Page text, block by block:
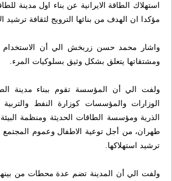
استهلاك الطاقة الايرانية عن بناء اول مدينة
مؤكدا ان الهدف من بنائها الترويج لثقافة ترشيد
واشار محمد حسن زربخش الي أن الاستخدام
ومشتقاتها يتعلق بشكل وثيق بسلوكيات المرء.
ولفت الي أن المؤسسة تقوم ببناء مدينة
الوزارات والمؤسسات كوزارة النفط
الذرية ومؤسسة الطاقات الحديثة ومنظمة البيئة
طهران، من أجل توعية الاطفال وعموم
ترشيد استهلاكها.
ولفت الي أن المدينة تضم عدة محطات من